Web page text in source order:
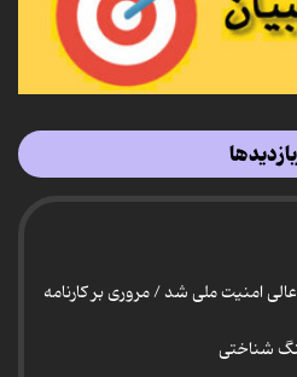
امنیت ملی شد / مروری بر کارنامه
شناختی